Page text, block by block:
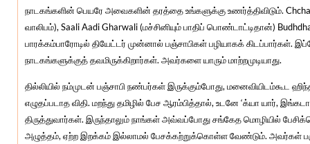
நாடகங்களின் பெயரே அவைகளின் தரத்தை உங்களுக்கு உணர்த்திவிடும்.
வாலிபம்), Saali Aadi Gharwali (மச்சினியும் பாதிப் பொண்டாட்டிதான்)
பாரக்கம்பாரோடில் தியேட்டர் முன்னால் பஞ்சாபிகள் பழியாகக் கிடப்பார்கள்.
நாடகங்களுக்குத் தவமிருக்கிறார்கள். அவர்களை யாரும் மாற்றமுடியாது.
தில்லியில் நம்முடன் பஞ்சாபி நண்பர்கள் இருக்கும்போது, மனைவியிடம்கூட
எழுதப்படாத விதி. மறந்து தமிழில் பேச ஆரம்பித்தால், உடனே ‘க்யா யார், இங்கடா
திருத்துவார்கள். இருந்தாலும் நாங்கள் அவ்வப்போது சங்கேத மொழியில்
அழுத்தம், ஏற்ற இறக்கம் இல்லாமல் பேசக்கற்றுக்கொள்ள வேண்டும். அவர்கள்